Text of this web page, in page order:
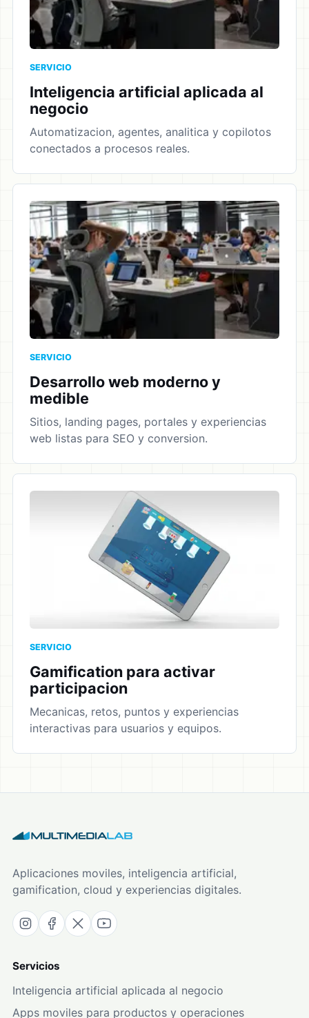
SERVICIO
Inteligencia artificial aplicada al
negocio
Automatizacion, agentes, analitica y copilotos
conectados a procesos reales.
SERVICIO
Desarrollo web moderno y
medible
Sitios, landing pages, portales y experiencias
web listas para SEO y conversion.
SERVICIO
Gamification para activar
participacion
Mecanicas, retos, puntos y experiencias
interactivas para usuarios y equipos.
Aplicaciones moviles, inteligencia artificial,
gamification, cloud y experiencias digitales.
Servicios
Inteligencia artificial aplicada al negocio
Apps moviles para productos y operaciones